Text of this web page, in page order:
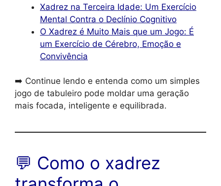
Xadrez na Terceira Idade: Um Exercício
Mental Contra o Declínio Cognitivo
O Xadrez é Muito Mais que um Jogo: É
um Exercício de Cérebro, Emoção e
Convivência
➡️ Continue lendo e entenda como um simples
jogo de tabuleiro pode moldar uma geração
mais focada, inteligente e equilibrada.
💬 Como o xadrez